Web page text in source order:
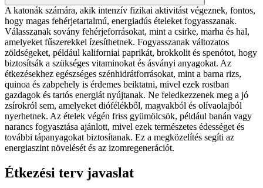
A katonák számára, akik intenzív fizikai aktivitást végeznek, fontos,
hogy magas fehérjetartalmú, energiadús ételeket fogyasszanak.
Válasszanak sovány fehérjeforrásokat, mint a csirke, marha és hal,
amelyeket fűszerekkel ízesíthetnek. Fogyasszanak változatos
zöldségeket, például kaliforniai paprikát, brokkolit és spenótot, hogy
biztosítsák a szükséges vitaminokat és ásványi anyagokat. Az
étkezésekhez egészséges szénhidrátforrásokat, mint a barna rizs,
quinoa és zabpehely is érdemes beiktatni, mivel ezek rostban
gazdagok és tartós energiát nyújtanak. Ne feledkezzenek meg a jó
zsírokról sem, amelyeket diófélékből, magvakból és olívaolajból
nyerhetnek. Az ételek végén friss gyümölcsök, például banán vagy
narancs fogyasztása ajánlott, mivel ezek természetes édességet és
további tápanyagokat biztosítanak. Ez a megközelítés segíti az
energiaszint növelését és az izomregenerációt.
Étkezési terv javaslat